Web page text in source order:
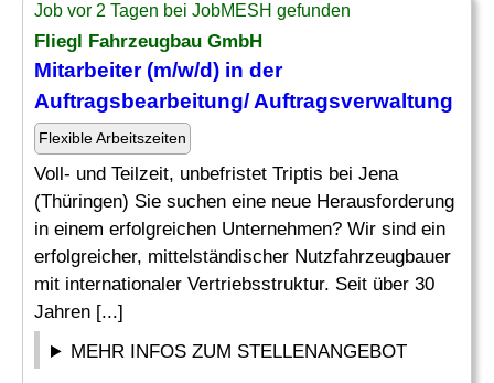
Job vor 2 Tagen bei JobMESH gefunden
Fliegl Fahrzeugbau GmbH
Mitarbeiter (m/w/d) in der
Auftragsbearbeitung/ Auftragsverwaltung
Flexible Arbeitszeiten
Voll- und Teilzeit, unbefristet Triptis bei Jena
(Thüringen) Sie suchen eine neue Herausforderung
in einem erfolgreichen Unternehmen? Wir sind ein
erfolgreicher, mittelständischer Nutzfahrzeugbauer
mit internationaler Vertriebsstruktur. Seit über 30
Jahren [...]
MEHR INFOS ZUM STELLENANGEBOT